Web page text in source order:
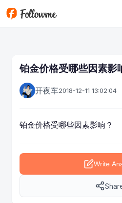
Skip to main content
铂金价格受哪些因素影
开夜车2018-12-11 13:02:04
铂金价格受哪些因素影响？
Write